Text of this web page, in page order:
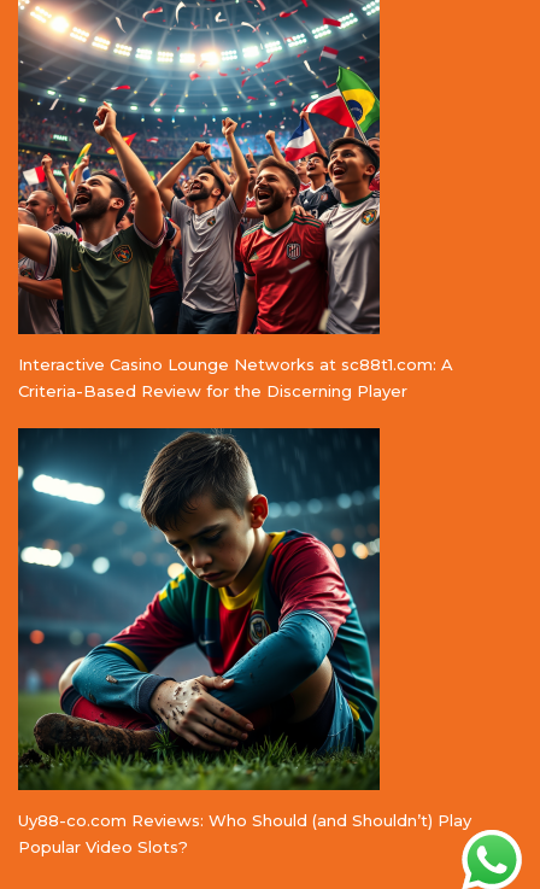
Interactive Casino Lounge Networks at sc88t1.com: A
Criteria-Based Review for the Discerning Player
Uy88-co.com Reviews: Who Should (and Shouldn’t) Play
Popular Video Slots?